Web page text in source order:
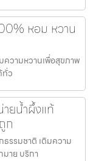
หอม หวาน
ความหวานเพื่อสุขภาพ
ทั่ว
ยน้ำผึ้งแท้
ก
รรมชาติ เติมความ
มาย บริกา